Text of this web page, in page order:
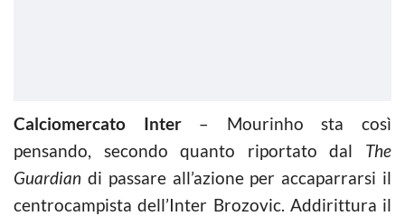
Calciomercato Inter– Mourinho sta così
pensando, secondo quanto riportato dal The
Guardian di passare all’azione per accaparrarsi il
centrocampista dell’Inter Brozovic. Addirittura il